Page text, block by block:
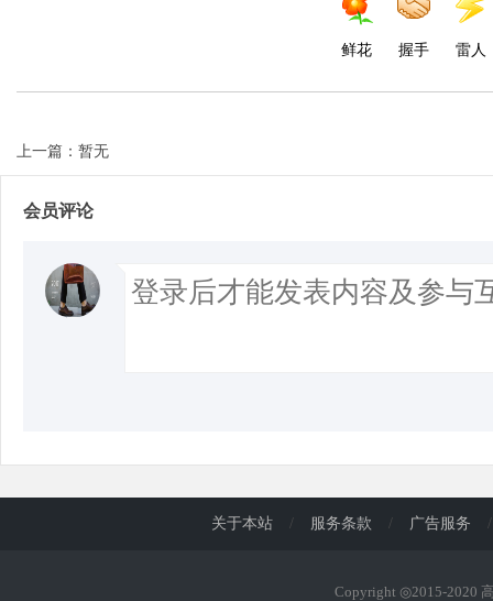
鲜花 握手 雷人
上一篇：暂无
会员评论
关于本站 / 服务条款 / 广告服务 /
Copyright ◎2015-2020